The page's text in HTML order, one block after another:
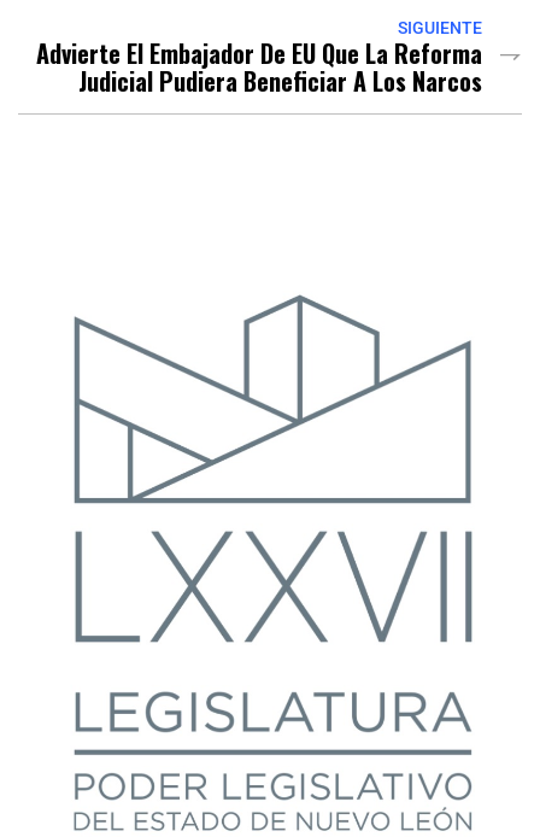
SIGUIENTE
Advierte El Embajador De EU Que La Reforma
Judicial Pudiera Beneficiar A Los Narcos